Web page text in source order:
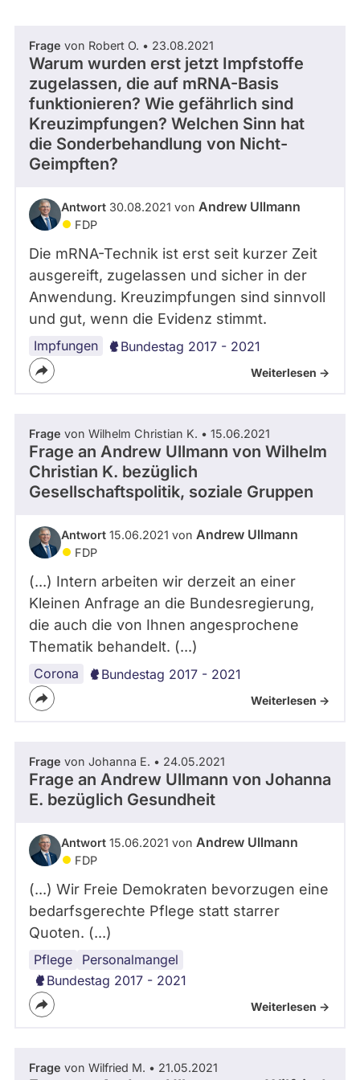
befragt
werden.
Thema
- Alle -
Antwort Status
- Alle -
Frage von Robert O. • 23.08.2021
Warum wurden erst jetzt Impfstoffe
zugelassen, die auf mRNA-Basis
funktionieren? Wie gefährlich sind
Kreuzimpfungen? Welchen Sinn hat
die Sonderbehandlung von Nicht-
Geimpften?
Antwort 30.08.2021 von Andrew Ullmann
FDP
Die mRNA-Technik ist erst seit kurzer Zeit
ausgereift, zugelassen und sicher in der
Anwendung. Kreuzimpfungen sind sinnvoll
und gut, wenn die Evidenz stimmt.
Impfungen Bundestag 2017 - 2021
Weiterlesen ->
Frage von Wilhelm Christian K. • 15.06.2021
Frage an Andrew Ullmann von Wilhelm
Christian K. bezüglich
Gesellschaftspolitik, soziale Gruppen
Antwort 15.06.2021 von Andrew Ullmann
FDP
(...) Intern arbeiten wir derzeit an einer
Kleinen Anfrage an die Bundesregierung,
die auch die von Ihnen angesprochene
Thematik behandelt. (...)
Corona Bundestag 2017 - 2021
Weiterlesen ->
Frage von Johanna E. • 24.05.2021
Frage an Andrew Ullmann von Johanna
E. bezüglich Gesundheit
Antwort 15.06.2021 von Andrew Ullmann
FDP
(...) Wir Freie Demokraten bevorzugen eine
bedarfsgerechte Pflege statt starrer
Quoten. (...)
Pflege
Personalmangel
Bundestag 2017 - 2021
Weiterlesen ->
Frage von Wilfried M. • 21.05.2021